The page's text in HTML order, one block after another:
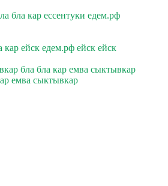
бла кар ессентуки едем.рф
кар ейск едем.рф ейск ейск
бла бла кар емва сыктывкар
емва сыктывкар